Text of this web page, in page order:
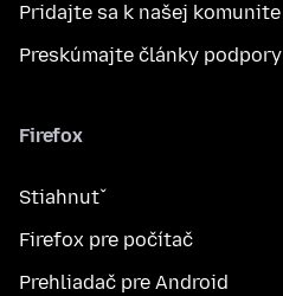
Pridajte sa k našej komunite
Preskúmajte články podpory
Firefox
Stiahnuť
Firefox pre počítač
Prehliadač pre Android